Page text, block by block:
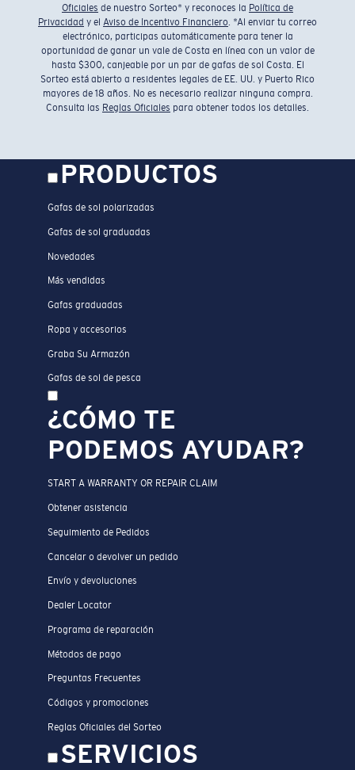
Oficiales de nuestro Sorteo* y reconoces la Política de
Privacidad y el Aviso de Incentivo Financiero . *Al enviar tu correo
electrónico, participas automáticamente para tener la
oportunidad de ganar un vale de Costa en línea con un valor de
hasta $300, canjeable por un par de gafas de sol Costa. El
Sorteo está abierto a residentes legales de EE. UU. y Puerto Rico
mayores de 18 años. No es necesario realizar ninguna compra.
Consulta las Reglas Oficiales para obtener todos los detalles.
PRODUCTOS
Gafas de sol polarizadas
Gafas de sol graduadas
Novedades
Más vendidas
Gafas graduadas
Ropa y accesorios
Graba Su Armazón
Gafas de sol de pesca
¿CÓMO TE
PODEMOS AYUDAR?
START A WARRANTY OR REPAIR CLAIM
Obtener asistencia
Seguimiento de Pedidos
Cancelar o devolver un pedido
Envío y devoluciones
Dealer Locator
Programa de reparación
Métodos de pago
Preguntas Frecuentes
Códigos y promociones
Reglas Oficiales del Sorteo
SERVICIOS